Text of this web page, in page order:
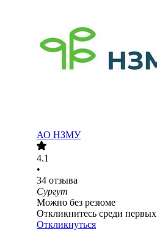
АО НЗМУ
4.1
•
34 отзыва
Сургут
Можно без резюме
Откликнитесь среди первых
Откликнуться